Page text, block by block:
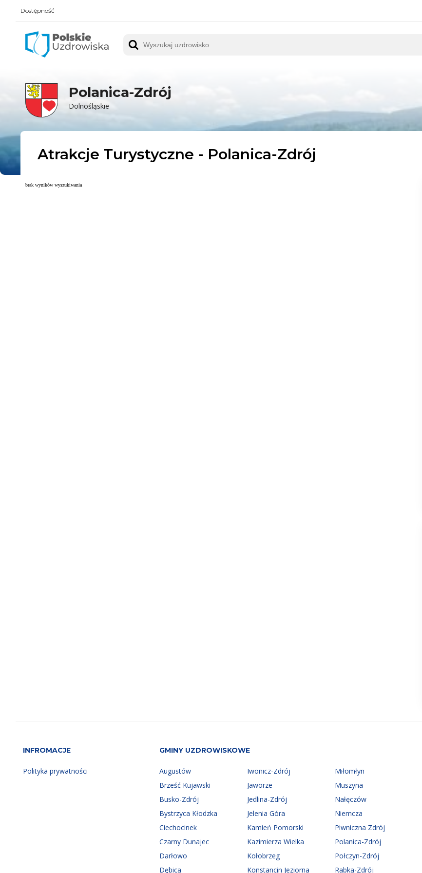
Dostępność
Polanica-Zdrój
Dolnośląskie
Atrakcje Turystyczne - Polanica-Zdrój
brak wyników wyszukiwania
INFROMACJE
Polityka prywatności
GMINY UZDROWISKOWE
Augustów
Brześć Kujawski
Busko-Zdrój
Bystrzyca Kłodzka
Ciechocinek
Czarny Dunajec
Darłowo
Dębica
Iwonicz-Zdrój
Jaworze
Jedlina-Zdrój
Jelenia Góra
Kamień Pomorski
Kazimierza Wielka
Kołobrzeg
Konstancin Jeziorna
Miłomłyn
Muszyna
Nałęczów
Niemcza
Piwniczna Zdrój
Polanica-Zdrój
Połczyn-Zdrój
Rabka-Zdrój